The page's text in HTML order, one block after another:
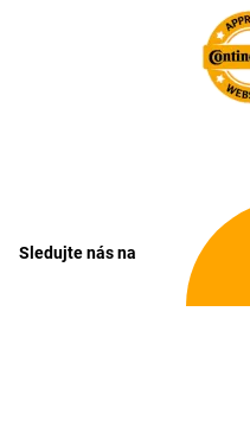
Sledujte nás na